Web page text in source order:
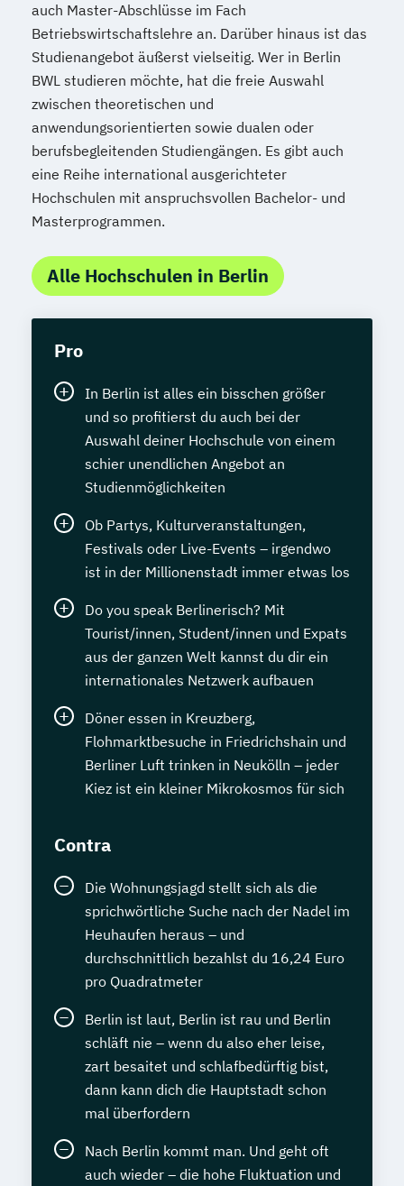
auch Master-Abschlüsse im Fach
Betriebswirtschaftslehre an. Darüber hinaus ist das
Studienangebot äußerst vielseitig. Wer in Berlin
BWL studieren möchte, hat die freie Auswahl
zwischen theoretischen und
anwendungsorientierten sowie dualen oder
berufsbegleitenden Studiengängen. Es gibt auch
eine Reihe international ausgerichteter
Hochschulen mit anspruchsvollen Bachelor- und
Masterprogrammen.
Alle Hochschulen in Berlin
Pro
In Berlin ist alles ein bisschen größer
und so profitierst du auch bei der
Auswahl deiner Hochschule von einem
schier unendlichen Angebot an
Studienmöglichkeiten
Ob Partys, Kulturveranstaltungen,
Festivals oder Live-Events – irgendwo
ist in der Millionenstadt immer etwas los
Do you speak Berlinerisch? Mit
Tourist/innen, Student/innen und Expats
aus der ganzen Welt kannst du dir ein
internationales Netzwerk aufbauen
Döner essen in Kreuzberg,
Flohmarktbesuche in Friedrichshain und
Berliner Luft trinken in Neukölln – jeder
Kiez ist ein kleiner Mikrokosmos für sich
Contra
Die Wohnungsjagd stellt sich als die
sprichwörtliche Suche nach der Nadel im
Heuhaufen heraus – und
durchschnittlich bezahlst du 16,24 Euro
pro Quadratmeter
Berlin ist laut, Berlin ist rau und Berlin
schläft nie – wenn du also eher leise,
zart besaitet und schlafbedürftig bist,
dann kann dich die Hauptstadt schon
mal überfordern
Nach Berlin kommt man. Und geht oft
auch wieder – die hohe Fluktuation und